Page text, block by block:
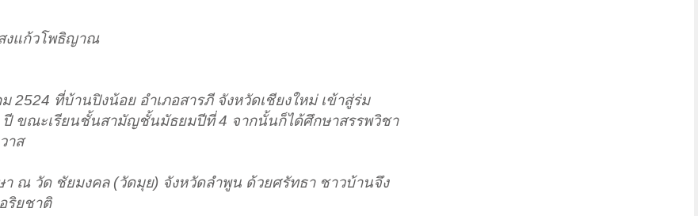
งแก้วโพธิญาณ
2524 ที่บ้านปิงน้อย อำเภอสารภี จังหวัดเชียงใหม่ เข้าสู่ร่ม
ปี ขณะเรียนชั้นสามัญชั้นมัธยมปีที่ 4 จากนั้นก็ได้ศึกษาสรรพวิชา
าส
ณ วัด ชัยมงคล (วัดมุย) จังหวัดลำพูน ด้วยศรัทธา ชาวบ้านจึง
ริยชาติ